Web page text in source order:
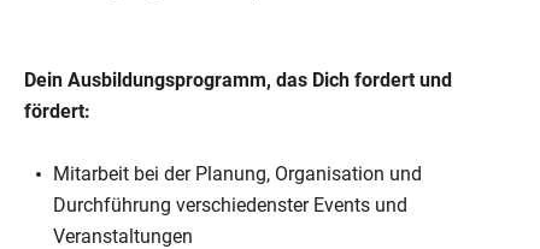
Dein Ausbildungsprogramm, das Dich fordert und
fördert:
Mitarbeit bei der Planung, Organisation und
Durchführung verschiedenster Events und
Veranstaltungen